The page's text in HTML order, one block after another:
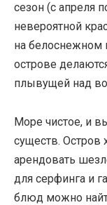
сезон (с апреля
невероятной
на белоснежном
острове
плывущей над
Море чистое, и
существ. Остров
арендовать
для серфинга и
блюд можно